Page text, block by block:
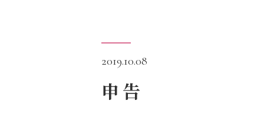
2019.10.08
申告